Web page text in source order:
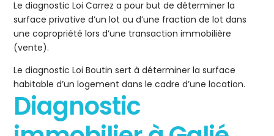
Le diagnostic Loi Carrez a pour but de déterminer la
surface privative d’un lot ou d’une fraction de lot dans
une copropriété lors d’une transaction immobilière
(vente).
Le diagnostic Loi Boutin sert à déterminer la surface
habitable d’un logement dans le cadre d’une location.
Diagnostic